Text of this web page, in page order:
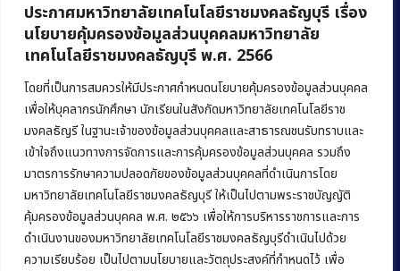
ประกาศมหาวิทยาลัยเทคโนโลยีราชมงคลธัญบุรี เรื่อง
นโยบายคุ้มครองข้อมูลส่วนบุคคลมหาวิทยาลัย
เทคโนโลยีราชมงคลธัญบุรี พ.ศ. 2566
โดยที่เป็นการสมควรให้มีประกาศกำหนดนโยบายคุ้มครองข้อมูลส่วนบุคคล
เพื่อให้บุคลากรนักศึกษา นักเรียนในสังกัดมหาวิทยาลัยเทคโนโลยีราช
มงคลธัญรี ในฐานะเจ้าของข้อมูลส่วนบุคคลและสาธารณชนรับทราบและ
เข้าใจถึงแนวทางการจัดการและการคุ้มครองข้อมูลส่วนบุคคล รวมถึง
มาตรการรักษาความปลอดภัยของข้อมูลส่วนบุคคลที่ดำเนินการโดย
มหาวิทยาลัยเทคโนโลยีราชมงคลธัญบุรี ให้เป็นไปตามพระราชบัญญัติ
คุ้มครองข้อมูลส่วนบุคคล พ.ศ. ๒๕๖๖ เพื่อให้การบริหารราชการและการ
ดำเนินงานของมหาวิทยาลัยเทคโนโลยีราชมงคลธัญบุรีดำเนินไปด้วย
ความเรียบร้อย เป็นไปตามนโยบายและวัตถุประสงค์ที่กำหนดไว้ เพื่อ
คณะบริหารธุรกิจ
มหาวิทยาลัยเทคโนโลยีราชมงคลธัญบุรี
39 หมู่ 1 ถนนรังสิต-นครนายก ตำบลคลองหก
อำเภอคลองหลวง จังหวัดปทุมธานี 12120
Phone:+66 (0) 2549 3243,+66 (0) 2549 3241
E-mail:bus@rmutt.ac.th